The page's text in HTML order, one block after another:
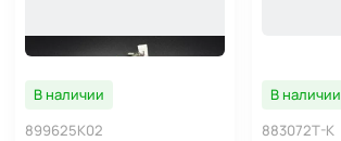
В наличии
899625K02
В наличии
883072T-K